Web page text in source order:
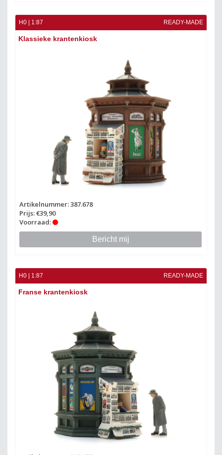
H0 | 1:87 READY-MADE
Klassieke krantenkiosk
Artikelnummer: 387.678
Prijs: €39,90
Voorraad:
Bericht mij
H0 | 1:87 READY-MADE
Franse krantenkiosk